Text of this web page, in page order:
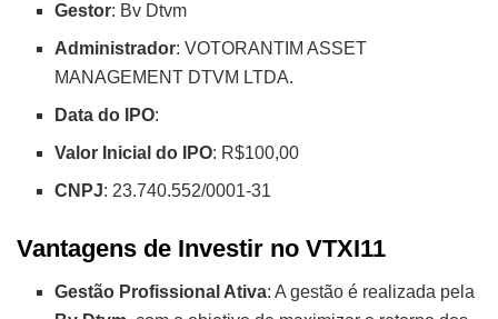
Gestor: Bv Dtvm
Administrador: VOTORANTIM ASSET
MANAGEMENT DTVM LTDA.
Data do IPO:
Valor Inicial do IPO: R$100,00
CNPJ: 23.740.552/0001-31
Vantagens de Investir no VTXI11
Gestão Profissional Ativa: A gestão é realizada pela